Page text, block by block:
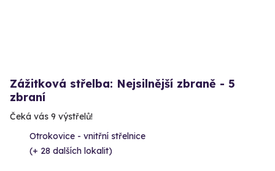
Zážitková střelba: Nejsilnější zbraně - 5
zbraní
Čeká vás 9 výstřelů!
Otrokovice - vnitřní střelnice
(+ 28 dalších lokalit)